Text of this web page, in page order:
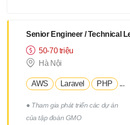
xây dựng thương hiệu tuyển
triển, quản lý đội ngũ Hr
Freelance của Devwork
50-70 triệu
Hà Nội
AWS Laravel PHP ...
● Tham gia phát triển các dự án
của tập đoàn GMO